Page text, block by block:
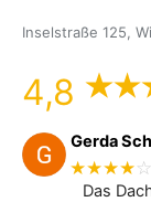
Inselstraße 125,
4,8
Gerda
★★★★☆
Das